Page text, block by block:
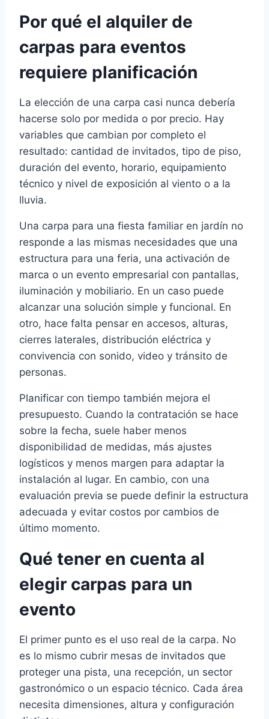
Por qué el alquiler de
carpas para eventos
requiere planificación
La elección de una carpa casi nunca debería
hacerse solo por medida o por precio. Hay
variables que cambian por completo el
resultado: cantidad de invitados, tipo de piso,
duración del evento, horario, equipamiento
técnico y nivel de exposición al viento o a la
lluvia.
Una carpa para una fiesta familiar en jardín no
responde a las mismas necesidades que una
estructura para una feria, una activación de
marca o un evento empresarial con pantallas,
iluminación y mobiliario. En un caso puede
alcanzar una solución simple y funcional. En
otro, hace falta pensar en accesos, alturas,
cierres laterales, distribución eléctrica y
convivencia con sonido, video y tránsito de
personas.
Planificar con tiempo también mejora el
presupuesto. Cuando la contratación se hace
sobre la fecha, suele haber menos
disponibilidad de medidas, más ajustes
logísticos y menos margen para adaptar la
instalación al lugar. En cambio, con una
evaluación previa se puede definir la estructura
adecuada y evitar costos por cambios de
último momento.
Qué tener en cuenta al
elegir carpas para un
evento
El primer punto es el uso real de la carpa. No
es lo mismo cubrir mesas de invitados que
proteger una pista, una recepción, un sector
gastronómico o un espacio técnico. Cada área
necesita dimensiones, altura y configuración